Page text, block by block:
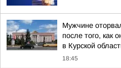
Мужчине
после того, как
в Курской
18:45